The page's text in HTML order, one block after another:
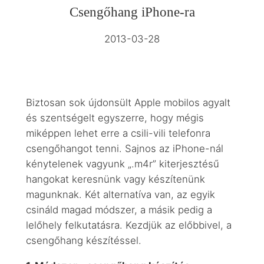
Csengőhang iPhone-ra
2013-03-28
Biztosan sok újdonsült Apple mobilos agyalt
és szentségelt egyszerre, hogy mégis
miképpen lehet erre a csili-vili telefonra
csengőhangot tenni. Sajnos az iPhone-nál
kénytelenek vagyunk „.m4r” kiterjesztésű
hangokat keresnünk vagy készítenünk
magunknak. Két alternatíva van, az egyik
csináld magad módszer, a másik pedig a
lelőhely felkutatásra. Kezdjük az előbbivel, a
csengőhang készítéssel.